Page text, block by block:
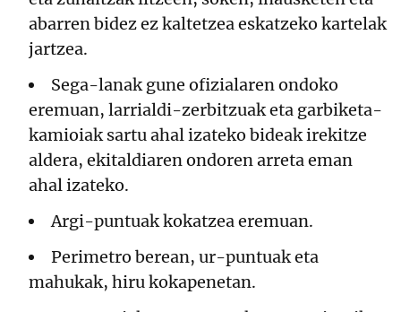
abarren bidez ez kaltetzea eskatzeko kartelak
jartzea.
Sega-lanak gune ofizialaren ondoko
eremuan, larrialdi-zerbitzuak eta garbiketa-
kamioiak sartu ahal izateko bideak irekitze
aldera, ekitaldiaren ondoren arreta eman
ahal izateko.
Argi-puntuak kokatzea eremuan.
Perimetro berean, ur-puntuak eta
mahukak, hiru kokapenetan.